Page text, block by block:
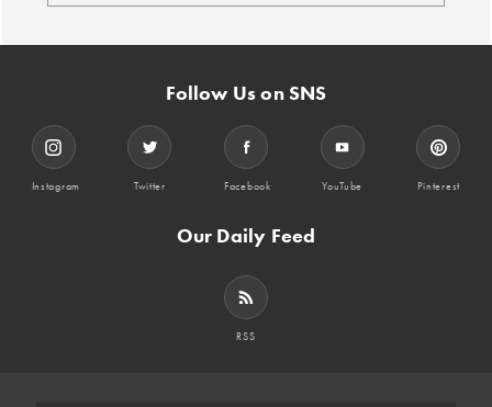
Follow Us on SNS
Instagram Twitter Facebook YouTube Pinterest
Our Daily Feed
RSS